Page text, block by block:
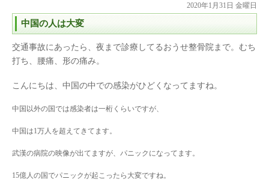
2020年1月31日 金曜日
中国の人は大変
交通事故にあったら、夜まで診療してるおうせ整骨院まで。むち
打ち、腰痛、形の痛み。
こんにちは、中国の中での感染がひどくなってますね。
中国以外の国では感染者は一桁くらいですが、
中国は1万人を超えてきてます。
武漢の病院の映像が出てますが、パニックになってます。
15億人の国でパニックが起こったら大変ですね。